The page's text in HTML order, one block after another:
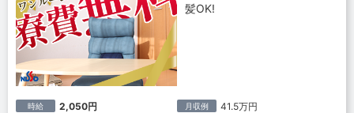
髪OK!
時給 2,050円 月収例 41.5万円